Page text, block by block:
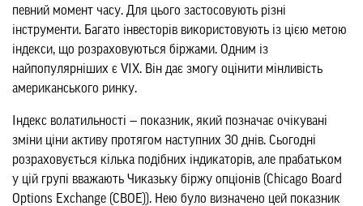
певний момент часу. Для цього застосовують різні
інструменти. Багато інвесторів використовують із цією метою
індекси, що розраховуються біржами. Одним із
найпопулярніших є VIX. Він дає змогу оцінити мінливість
американського ринку.
Індекс волатильності — показник, який позначає очікувані
зміни ціни активу протягом наступних 30 днів. Сьогодні
розраховується кілька подібних індикаторів, але прабатьком
у цій групі вважають Чиказьку біржу опціонів (Chicago Board
Options Exchange (CBOE)). Нею було визначено цей показник